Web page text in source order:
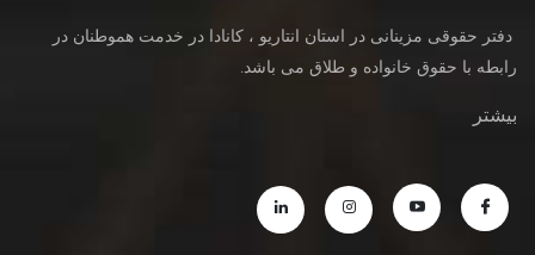
دفتر حقوقی مزینانی در استان انتاریو ، کانادا در خدمت هموطنان در
رابطه با حقوق خانواده و طلاق می باشد.
بیشتر